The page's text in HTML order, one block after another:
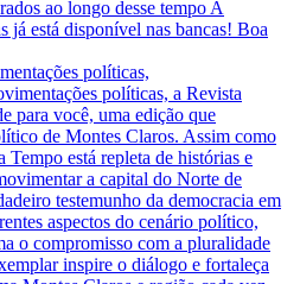
políticas,